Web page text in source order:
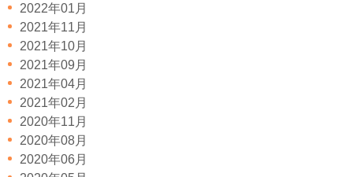
2022年01月
2021年11月
2021年10月
2021年09月
2021年04月
2021年02月
2020年11月
2020年08月
2020年06月